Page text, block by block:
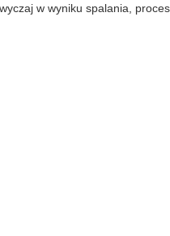
w wyniku spalania,